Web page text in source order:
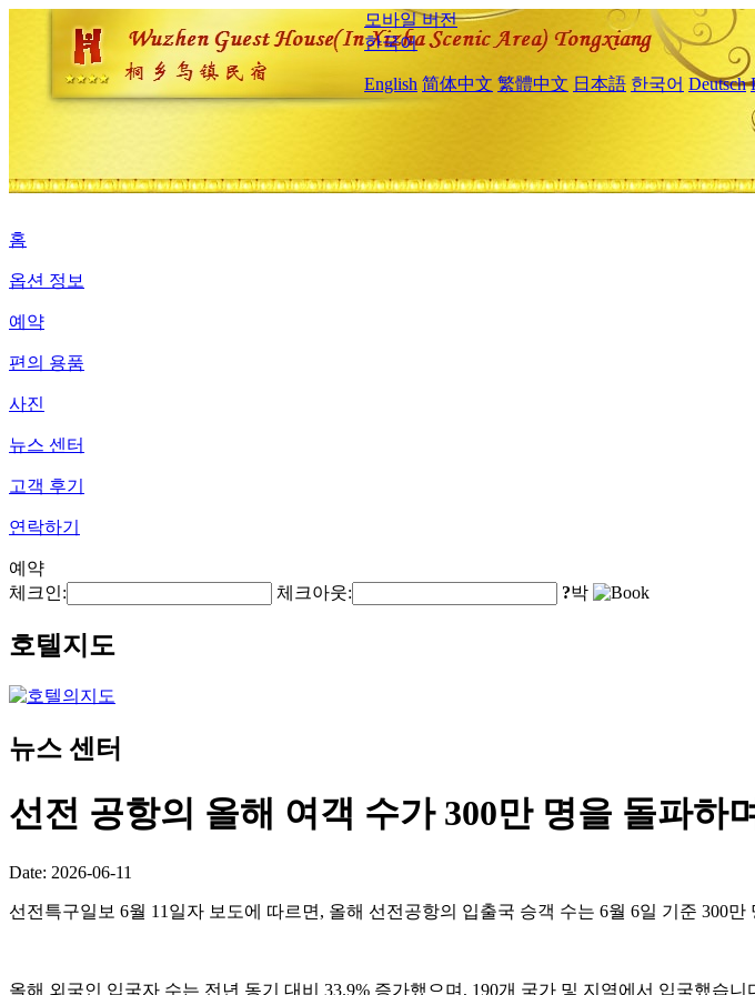
모바일 버전
한국어
English 简体中文 繁體中文 日本語 한국어 Deutsch
홈
옵션 정보
예약
편의 용품
사진
뉴스 센터
고객 후기
연락하기
예약
체크인:
체크아웃: ?박
호텔지도
뉴스 센터
선전 공항의 올해 여객 수가 300만 명을 돌파하
Date: 2026-06-11
선전특구일보 6월 11일자 보도에 따르면, 올해 선전공항의 입출국 승객 수는 6월 6일 기준 300
올해 외국인 입국자 수는 전년 동기 대비 33.9% 증가했으며, 190개 국가 및 지역에서 입국했습